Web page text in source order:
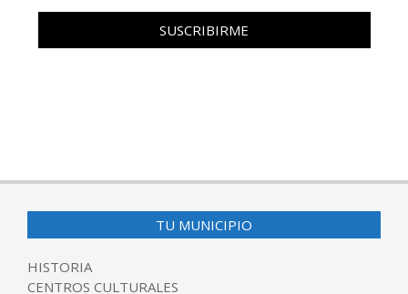
TU MUNICIPIO
HISTORIA
CENTROS CULTURALES